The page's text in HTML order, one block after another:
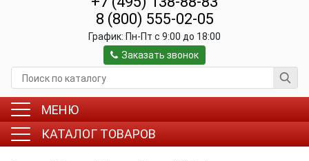
8 (800) 555-02-05
График: Пн-Пт c 9:00 до 18:00
Заказать звонок
МЕНЮ
КАТАЛОГ ТОВАРОВ